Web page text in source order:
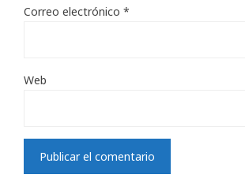
Correo electrónico *
Web